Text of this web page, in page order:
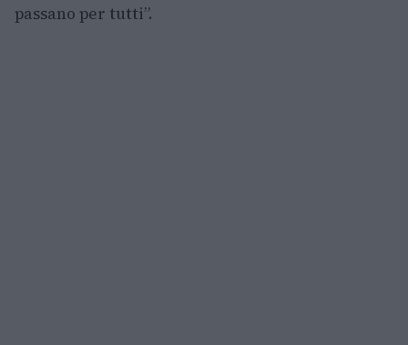
passano per tutti”.